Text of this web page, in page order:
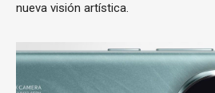
nueva visión artística.